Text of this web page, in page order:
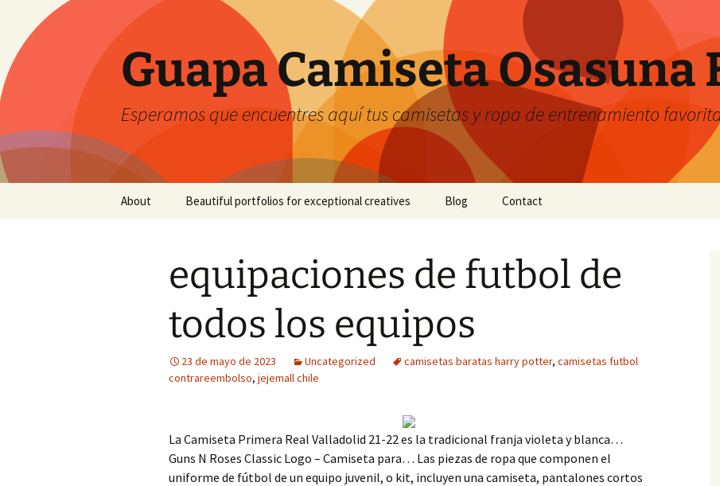
Guapa Camiseta Osasuna
Esperamos que encuentres aquí tus camisetas y ropa de entrenamiento
About Beautiful portfolios for exceptional creatives Blog Contact
equipaciones de futbol de
todos los equipos
23 de mayo de 2023 Uncategorized camisetas baratas harry potter, camisetas futbol
contrareembolso, jejemall chile
La Camiseta Primera Real Valladolid 21-22 es la tradicional franja violeta y blanca…
Guns N Roses Classic Logo – Camiseta para… Las piezas de ropa que componen el
uniforme de fútbol de un equipo juvenil, o kit, incluyen una camiseta, pantalones cortos